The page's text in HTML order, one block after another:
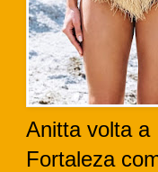
Anitta volta a
Fortaleza